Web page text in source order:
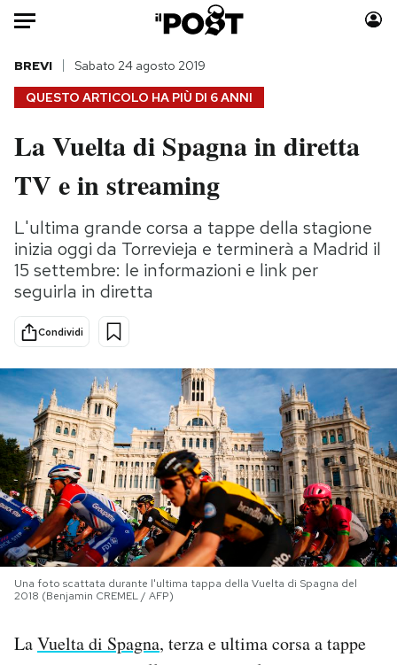
Auto
HOME
Italia
Politica
Tecnologia
Internet
Scienza
Cultura
Economia
Moda
Storie/Idee
Ok Boomer!
Media
PODCAST
NEWSLETTER
I MIEI PREFERITI
SHOP
QUESTO ARTICOLO HA PIÙ DI 6 ANNI
BREVI Sabato 24 agosto 2019
La Vuelta di Spagna in diretta
TV e in streaming
L'ultima grande corsa a tappe della stagione
inizia oggi da Torrevieja e terminerà a Madrid il
15 settembre: le informazioni e link per
seguirla in diretta
Condividi
Una foto scattata durante l'ultima tappa della Vuelta di Spagna del
2018 (Benjamin CREMEL / AFP)
LaVuelta di Spagna, terza e ultima corsa a tappe